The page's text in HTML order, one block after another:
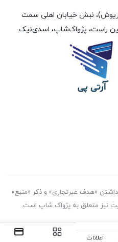
نبش خیابان اهلی سمت
راست، پژواک‌شاپ، اسدی‌نیک.
«هدف غیرتجاری» و ذکر «منبع»
نیز متعلق به پژواک شاپ است.
اعلانات